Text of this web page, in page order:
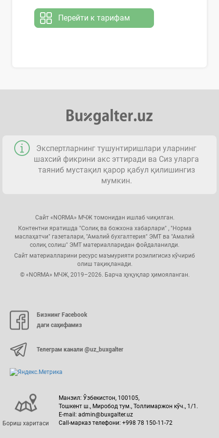
Перейти к тарифам
Экспертларнинг тушунтиришлари уларнинг
шахсий фикрини акс эттиради ва Сиз уларга
таяниб мустақил қарор қабул қилишингиз
мумкин.
Сайт «NORMA» МЧЖ томонидан ишлаб чиқилган.
Контентни яратишда "Солиқ ва божхона хабарлари" , "Норма
маслаҳатчи" газеталари, "Амалий бухгалтерия" ЭМТ ва "Амалий
солиқ солиш" ЭМТ материалларидан фойдаланилди.
Сайт материалларини ресурс маъмурияти розилигисиз кўчириб
олиш тақиқланади.
© «NORMA» МЧЖ, 2019–2026. Барча ҳуқуқлар ҳимояланган.
Бизнинг Facebook
даги саҳифамиз
Телеграм канали @uz_buxgalter
Бориш харитаси
Манзил: Ўзбекистон, 100105,
Тошкент ш., Миробод тум., Толлимаржон кўч., 1/1.
E-mail: admin@buxgalter.uz
Call-марказ телефони: +998 78 150-11-72